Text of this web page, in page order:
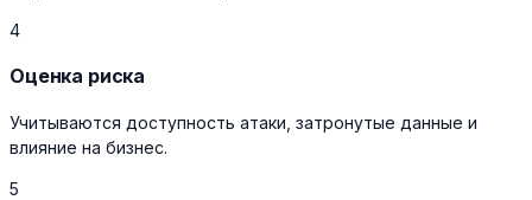
4
Оценка риска
Учитываются доступность атаки, затронутые данные и
влияние на бизнес.
5